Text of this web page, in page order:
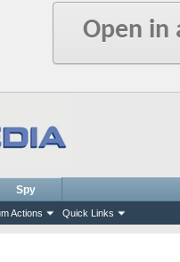
Open in
Actions Quick Links
Spy